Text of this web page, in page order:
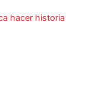
hacer historia